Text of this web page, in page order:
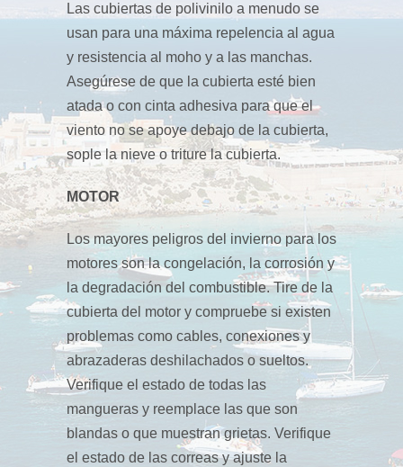
Las cubiertas de polivinilo a menudo se
usan para una máxima repelencia al agua
y resistencia al moho y a las manchas.
Asegúrese de que la cubierta esté bien
atada o con cinta adhesiva para que el
viento no se apoye debajo de la cubierta,
sople la nieve o triture la cubierta.
MOTOR
Los mayores peligros del invierno para los
motores son la congelación, la corrosión y
la degradación del combustible. Tire de la
cubierta del motor y compruebe si existen
problemas como cables, conexiones y
abrazaderas deshilachados o sueltos.
Verifique el estado de todas las
mangueras y reemplace las que son
blandas o que muestran grietas. Verifique
el estado de las correas y ajuste la